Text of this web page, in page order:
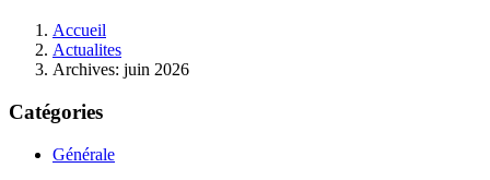
Accueil
Actualites
Archives: juin 2026
Catégories
Générale